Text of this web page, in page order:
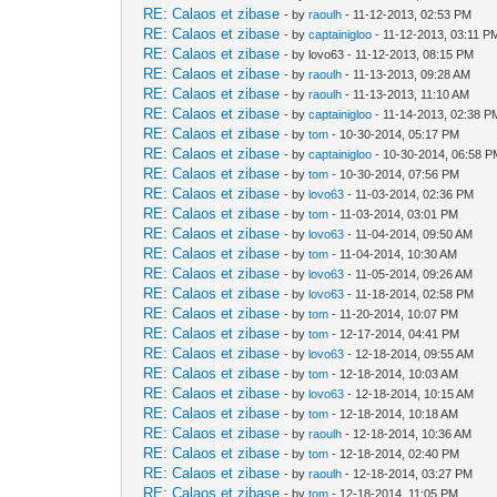
RE: Calaos et zibase - byraoulh - 11-12-2013, 02:53 PM
RE: Calaos et zibase - bycaptainigloo - 11-12-2013, 03:11
RE: Calaos et zibase - by lovo63 - 11-12-2013, 08:15 PM
RE: Calaos et zibase - byraoulh - 11-13-2013, 09:28 AM
RE: Calaos et zibase - byraoulh - 11-13-2013, 11:10 AM
RE: Calaos et zibase - bycaptainigloo - 11-14-2013, 02:38
RE: Calaos et zibase - bytom - 10-30-2014, 05:17 PM
RE: Calaos et zibase - bycaptainigloo - 10-30-2014, 06:58
RE: Calaos et zibase - bytom - 10-30-2014, 07:56 PM
RE: Calaos et zibase - bylovo63 - 11-03-2014, 02:36 PM
RE: Calaos et zibase - bytom - 11-03-2014, 03:01 PM
RE: Calaos et zibase - bylovo63 - 11-04-2014, 09:50 AM
RE: Calaos et zibase - bytom - 11-04-2014, 10:30 AM
RE: Calaos et zibase - bylovo63 - 11-05-2014, 09:26 AM
RE: Calaos et zibase - bylovo63 - 11-18-2014, 02:58 PM
RE: Calaos et zibase - bytom - 11-20-2014, 10:07 PM
RE: Calaos et zibase - bytom - 12-17-2014, 04:41 PM
RE: Calaos et zibase - bylovo63 - 12-18-2014, 09:55 AM
RE: Calaos et zibase - bytom - 12-18-2014, 10:03 AM
RE: Calaos et zibase - bylovo63 - 12-18-2014, 10:15 AM
RE: Calaos et zibase - bytom - 12-18-2014, 10:18 AM
RE: Calaos et zibase - byraoulh - 12-18-2014, 10:36 AM
RE: Calaos et zibase - bytom - 12-18-2014, 02:40 PM
RE: Calaos et zibase - byraoulh - 12-18-2014, 03:27 PM
RE: Calaos et zibase - bytom - 12-18-2014, 11:05 PM